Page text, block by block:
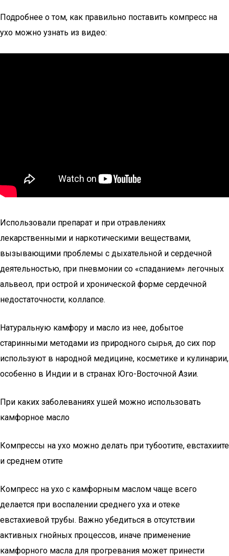
Подробнее о том, как правильно поставить компресс на
ухо можно узнать из видео:
Использовали препарат и при отравлениях
лекарственными и наркотическими веществами,
вызывающими проблемы с дыхательной и сердечной
деятельностью, при пневмонии со «спаданием» легочных
альвеол, при острой и хронической форме сердечной
недостаточности, коллапсе.
Натуральную камфору и масло из нее, добытое
старинными методами из природного сырья, до сих пор
используют в народной медицине, косметике и кулинарии,
особенно в Индии и в странах Юго-Восточной Азии.
При каких заболеваниях ушей можно использовать
камфорное масло
Компрессы на ухо можно делать при тубоотите, евстахиите
и среднем отите
Компресс на ухо с камфорным маслом чаще всего
делается при воспалении среднего уха и отеке
евстахиевой трубы. Важно убедиться в отсутствии
активных гнойных процессов, иначе применение
камфорного масла для прогревания может принести